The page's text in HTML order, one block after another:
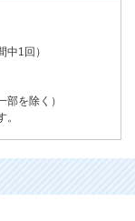
1回）
を除く）